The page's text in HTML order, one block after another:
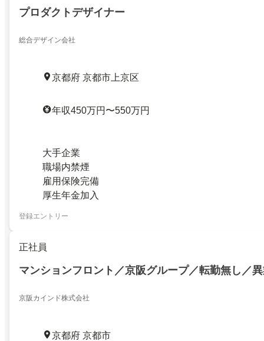
プロダクトデザイナー
総合デザイン会社
京都府 京都市上京区
年収450万円〜550万円
大手企業
職場内禁煙
雇用保険完備
厚生年金加入
登録エントリー
正社員
マンションフロント／京阪グループ／転勤無し／
京阪カインド株式会社
京都府 京都市